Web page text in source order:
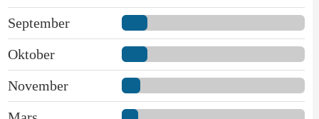
September
Oktober
November